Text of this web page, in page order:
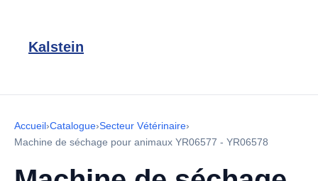
Kalstein
Accueil›Catalogue›Secteur Vétérinaire›
Machine de séchage pour animaux YR06577 - YR06578